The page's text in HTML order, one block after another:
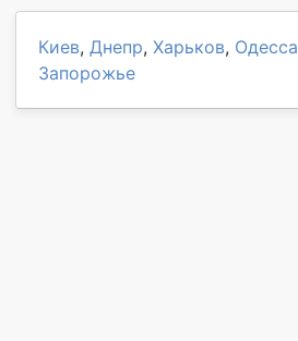
Киев, Днепр, Харьков, Одесса
Запорожье